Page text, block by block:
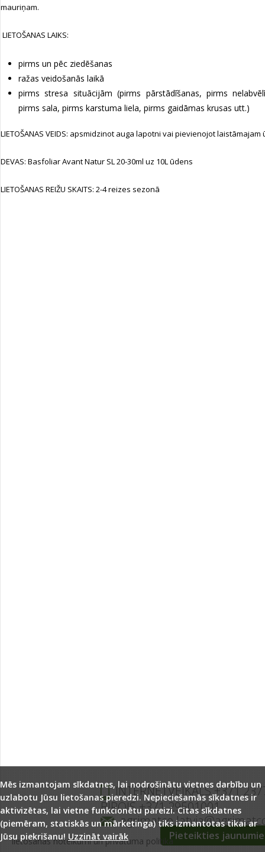
mauriņam.
LIETOŠANAS LAIKS:
pirms un pēc ziedēšanas
ražas veidošanās laikā
pirms stresa situācijām (pirms pārstādīšanas, pirms
pirms sala, pirms karstuma liela, pirms gaidāmas krusas utt.)
LIETOŠANAS VEIDS: apsmidzinot auga lapotni vai pievienojot laistāmajam
DEVAS: Basfoliar Avant Natur SL 20-30ml uz 10L ūdens
LIETOŠANAS REIŽU SKAITS: 2-4 reizes sezonā
Pieteikties
INTERNETVEIKALS +371
BIROJS +371 29501001
lietošanas noteikumi un privātuma politika
Mēs izmantojam sīkdatnes, lai nodrošinātu vietnes darbību un
uzlabotu Jūsu lietošanas pieredzi. Nepieciešamās sīkdatnes ir
aktivizētas, lai vietne funkcionētu pareizi. Citas sīkdatnes
(piemēram, statiskās un mārketinga) tiks izmantotas tikai ar
Jūsu piekrišanu! Uzzināt vairāk